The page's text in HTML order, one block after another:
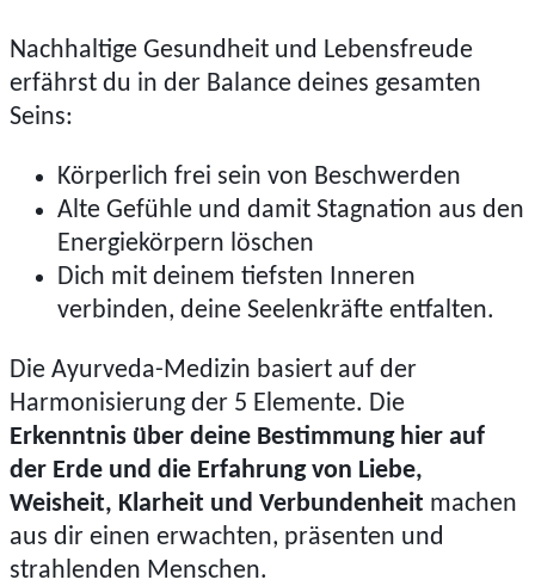
Nachhaltige Gesundheit und Lebensfreude
erfährst du in der Balance deines gesamten
Seins:
Körperlich frei sein von Beschwerden
Alte Gefühle und damit Stagnation aus den
Energiekörpern löschen
Dich mit deinem tiefsten Inneren
verbinden, deine Seelenkräfte entfalten.
Die Ayurveda-Medizin basiert auf der
Harmonisierung der 5 Elemente. Die
Erkenntnis über deine Bestimmung hier auf
der Erde und die Erfahrung von Liebe,
Weisheit, Klarheit und Verbundenheit machen
aus dir einen erwachten, präsenten und
strahlenden Menschen.